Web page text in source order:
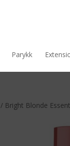
Parykk
/ Bright Blonde